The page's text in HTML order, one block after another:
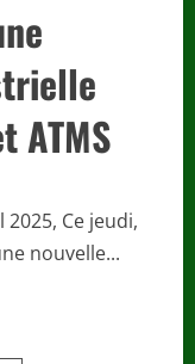
ATMS
Ce jeudi,
nouvelle...